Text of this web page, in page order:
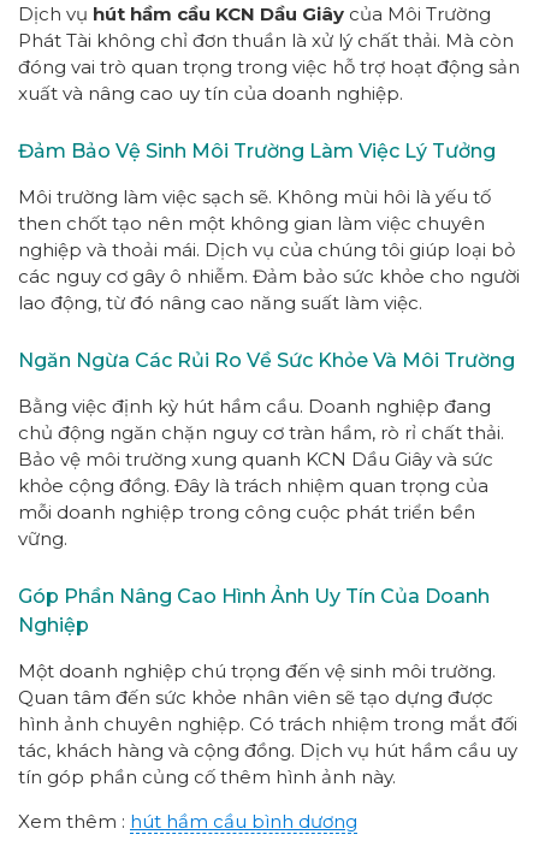
Dịch vụ hút hầm cầu KCN Dầu Giây của Môi Trường
Phát Tài không chỉ đơn thuần là xử lý chất thải. Mà còn
đóng vai trò quan trọng trong việc hỗ trợ hoạt động sản
xuất và nâng cao uy tín của doanh nghiệp.
Đảm Bảo Vệ Sinh Môi Trường Làm Việc Lý Tưởng
Môi trường làm việc sạch sẽ. Không mùi hôi là yếu tố
then chốt tạo nên một không gian làm việc chuyên
nghiệp và thoải mái. Dịch vụ của chúng tôi giúp loại bỏ
các nguy cơ gây ô nhiễm. Đảm bảo sức khỏe cho người
lao động, từ đó nâng cao năng suất làm việc.
Ngăn Ngừa Các Rủi Ro Về Sức Khỏe Và Môi Trường
Bằng việc định kỳ hút hầm cầu. Doanh nghiệp đang
chủ động ngăn chặn nguy cơ tràn hầm, rò rỉ chất thải.
Bảo vệ môi trường xung quanh KCN Dầu Giây và sức
khỏe cộng đồng. Đây là trách nhiệm quan trọng của
mỗi doanh nghiệp trong công cuộc phát triển bền
vững.
Góp Phần Nâng Cao Hình Ảnh Uy Tín Của Doanh
Nghiệp
Một doanh nghiệp chú trọng đến vệ sinh môi trường.
Quan tâm đến sức khỏe nhân viên sẽ tạo dựng được
hình ảnh chuyên nghiệp. Có trách nhiệm trong mắt đối
tác, khách hàng và cộng đồng. Dịch vụ hút hầm cầu uy
tín góp phần củng cố thêm hình ảnh này.
Xem thêm : hút hầm cầu bình dương